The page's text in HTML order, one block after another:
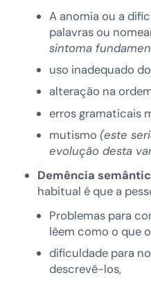
A anomia ou a
palavras ou
sintoma
uso inadequado
alteração na
erros gramaticais
mutismo (este
evolução desta
Demência
habitual é que a
Problemas para
lêem como o que
dificuldade para
descrevê-los,